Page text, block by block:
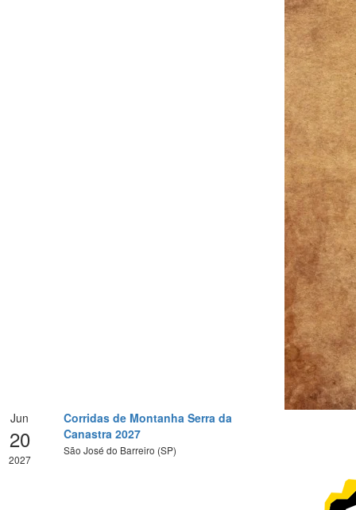
Jun
20
2027
Corridas de Montanha Serra da
Canastra 2027
São José do Barreiro (SP)